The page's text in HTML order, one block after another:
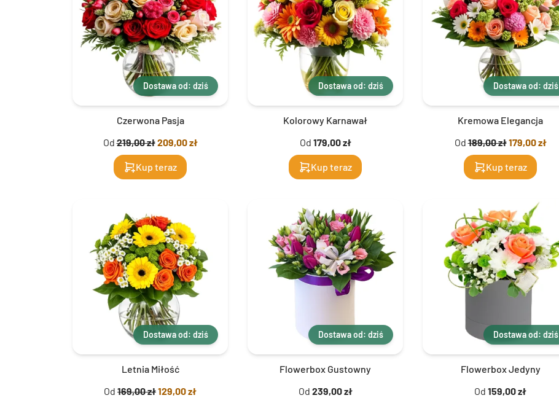
Dostawa od: dziś
Czerwona Pasja
Od219,00 zł209,00 zł
Kup teraz
Dostawa od: dziś
Kolorowy Karnawał
Od 179,00 zł
Kup teraz
Dostawa od: dziś
Kremowa Elegancja
Od189,00 zł179,00 zł
Kup teraz
Dostawa od: dziś
Letnia Miłość
Od 169,00 zł129,00 zł
Dostawa od: dziś
Flowerbox Gustowny
Od 239,00 zł
Dostawa od: dziś
Flowerbox Jedyny
Od 159,00 zł